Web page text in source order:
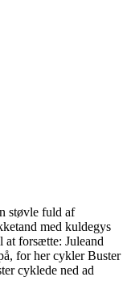
støvle fuld af
med kuldegys
at forsætte: Juleand
for her cykler Buster
cyklede ned ad